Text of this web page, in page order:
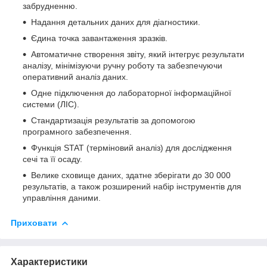
забрудненню.
Надання детальних даних для діагностики.
Єдина точка завантаження зразків.
Автоматичне створення звіту, який інтегрує результати
аналізу, мінімізуючи ручну роботу та забезпечуючи
оперативний аналіз даних.
Одне підключення до лабораторної інформаційної
системи (ЛІС).
Стандартизація результатів за допомогою
програмного забезпечення.
Функція STAT (терміновий аналіз) для дослідження
сечі та її осаду.
Велике сховище даних, здатне зберігати до 30 000
результатів, а також розширений набір інструментів для
управління даними.
Приховати
Характеристики